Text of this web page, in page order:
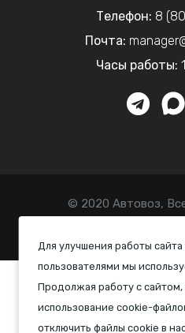
Для улучшения работы
пользователями мы
Продолжая работу с
использование cookie-
отключить файлы cookie в
Телефон: 8
Почта:
Часы работы:
© 2020 Автовоз,